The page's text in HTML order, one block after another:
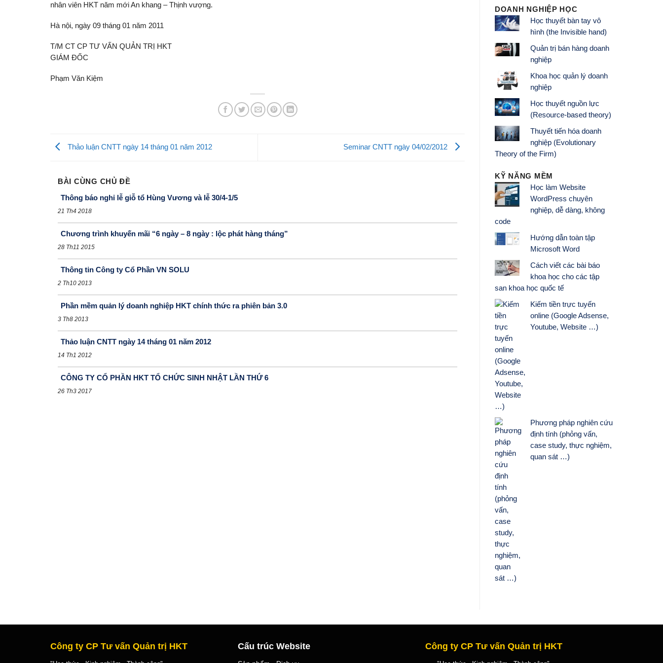
nhân viên HKT năm mới An khang – Thịnh vượng.
Hà nội, ngày 09 tháng 01 năm 2011
T/M CT CP TƯ VẤN QUẢN TRỊ HKT
GIÁM ĐỐC
Phạm Văn Kiệm
Thảo luận CNTT ngày 14 tháng 01 năm 2012 Seminar CNTT ngày 04/02/2012
BÀI CÙNG CHỦ ĐỀ
Thông báo nghỉ lễ giỗ tổ Hùng Vương và lễ 30/4-1/5
21 Th4 2018
Chương trình khuyến mãi “6 ngày – 8 ngày : lộc phát hàng tháng”
28 Th11 2015
Thông tin Công ty Cổ Phần VN SOLU
2 Th10 2013
Phần mềm quản lý doanh nghiệp HKT chính thức ra phiên bản 3.0
3 Th8 2013
Thảo luận CNTT ngày 14 tháng 01 năm 2012
14 Th1 2012
CÔNG TY CỔ PHẦN HKT TỔ CHỨC SINH NHẬT LẦN THỨ 6
26 Th3 2017
DOANH NGHIỆP HỌC
Học thuyết bàn tay vô
hình (the Invisible hand)
Quản trị bán hàng doanh
nghiệp
Khoa học quản lý doanh
nghiệp
Học thuyết nguồn lực
(Resource-based theory)
Thuyết tiến hóa doanh
nghiệp (Evolutionary
Theory of the Firm)
KỸ NĂNG MỀM
Học làm Website
WordPress chuyên
nghiệp, dễ dàng, không
code
Hướng dẫn toàn tập
Microsoft Word
Cách viết các bài báo
khoa học cho các tập
san khoa học quốc tế
Kiếm tiền trực tuyến
online (Google Adsense,
Youtube, Website …)
Phương pháp nghiên cứu
định tính (phỏng vấn,
case study, thực nghiệm,
quan sát …)
Công ty CP Tư vấn Quản trị HKT Cấu trúc Website Công ty CP Tư vấn Quản trị HKT